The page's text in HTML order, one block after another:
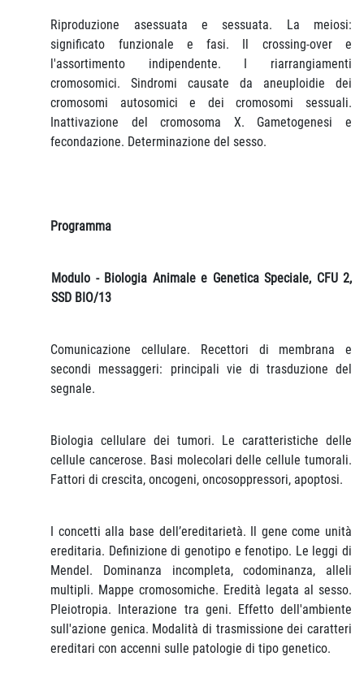
Riproduzione asessuata e sessuata. La meiosi:
significato funzionale e fasi. Il crossing-over e
l'assortimento indipendente. I riarrangiamenti
cromosomici. Sindromi causate da aneuploidie dei
cromosomi autosomici e dei cromosomi sessuali.
Inattivazione del cromosoma X. Gametogenesi e
fecondazione. Determinazione del sesso.
Programma
Modulo - Biologia Animale e Genetica Speciale, CFU 2,
SSD BIO/13
Comunicazione cellulare. Recettori di membrana e
secondi messaggeri: principali vie di trasduzione del
segnale.
Biologia cellulare dei tumori. Le caratteristiche delle
cellule cancerose. Basi molecolari delle cellule tumorali.
Fattori di crescita, oncogeni, oncosoppressori, apoptosi.
I concetti alla base dell’ereditarietà. Il gene come unità
ereditaria. Definizione di genotipo e fenotipo. Le leggi di
Mendel. Dominanza incompleta, codominanza, alleli
multipli. Mappe cromosomiche. Eredità legata al sesso.
Pleiotropia. Interazione tra geni. Effetto dell'ambiente
sull'azione genica. Modalità di trasmissione dei caratteri
ereditari con accenni sulle patologie di tipo genetico.